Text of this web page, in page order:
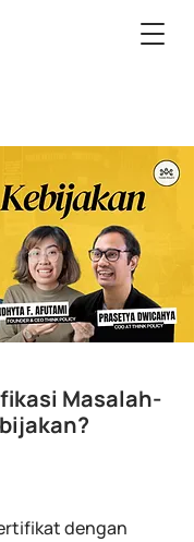
Masalah-
dengan